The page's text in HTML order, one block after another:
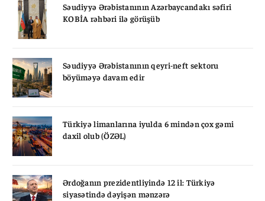
Səudiyyə Ərəbistanının Azərbaycandakı səfiri
KOBİA rəhbəri ilə görüşüb
Səudiyyə Ərəbistanının qeyri-neft sektoru
böyüməyə davam edir
Türkiyə limanlarına iyulda 6 mindən çox gəmi
daxil olub (ÖZƏL)
Ərdoğanın prezidentliyində 12 il: Türkiyə
siyasətində dəyişən mənzərə